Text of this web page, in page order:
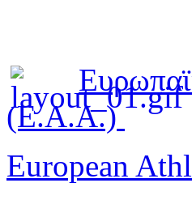
(E.A.A.)
European